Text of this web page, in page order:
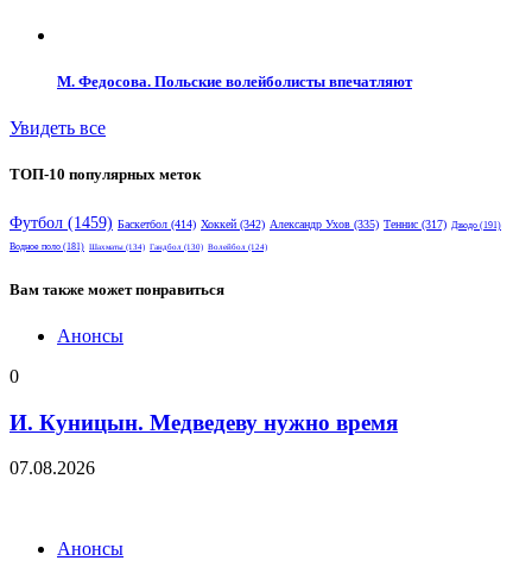
М. Федосова. Польские волейболисты впечатляют
Увидеть все
ТОП-10 популярных меток
Футбол (1459) Баскетбол (414) Хоккей (342) Александр Ухов (335) Теннис (317) Дзюдо (191)
Водное поло (181) Шахматы (134) Гандбол (130) Волейбол (124)
Вам также может понравиться
Анонсы
0
И. Куницын. Медведеву нужно время
07.08.2026
Анонсы